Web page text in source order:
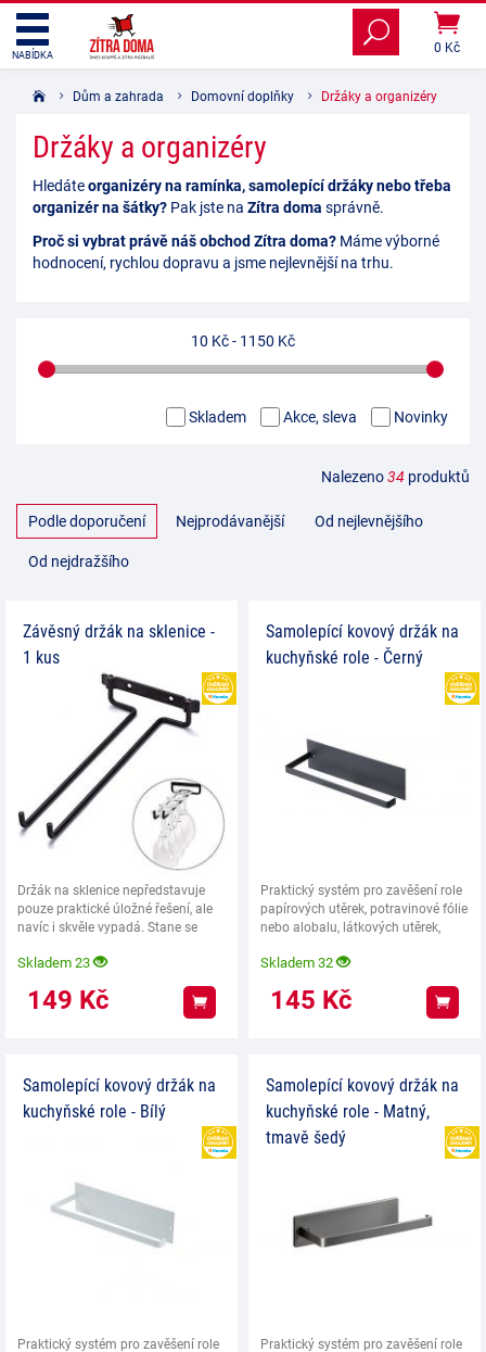
0 Kč
NABÍDKA
Dům a zahrada Domovní doplňky Držáky a organizéry
Držáky a organizéry
Hledáteorganizéry na ramínka, samolepící držáky nebo třeba
organizér na šátky? Pak jste na Zítra doma správně.
Proč si vybrat právě náš obchod Zítra doma? Máme výborné
hodnocení, rychlou dopravu a jsme nejlevnější na trhu.
10 Kč- 1150 Kč
Skladem Akce, sleva Novinky
Nalezeno34 produktů
Podle doporučení Nejprodávanější
Od nejlevnějšího
Od nejdražšího
Závěsný držák na sklenice -
1 kus
Držák na sklenice nepředstavuje
pouze praktické úložné řešení, ale
navíc i skvěle vypadá. Stane se
Skladem 23
149 Kč Koupit
Samolepící kovový držák na
kuchyňské role - Černý
Praktický systém pro zavěšení role
papírových utěrek, potravinové fólie
nebo alobalu, látkových utěrek,
Skladem 32
145 Kč
Samolepící kovový držák na
kuchyňské role - Bílý
Praktický systém pro zavěšení role
HEUREKA
Samolepící kovový držák na
kuchyňské role - Matný,
tmavě šedý
Praktický systém pro zavěšení role